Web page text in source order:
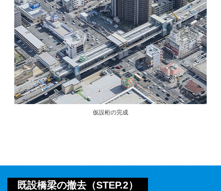
仮設桁の完成
既設橋梁の撤去（STEP.2）